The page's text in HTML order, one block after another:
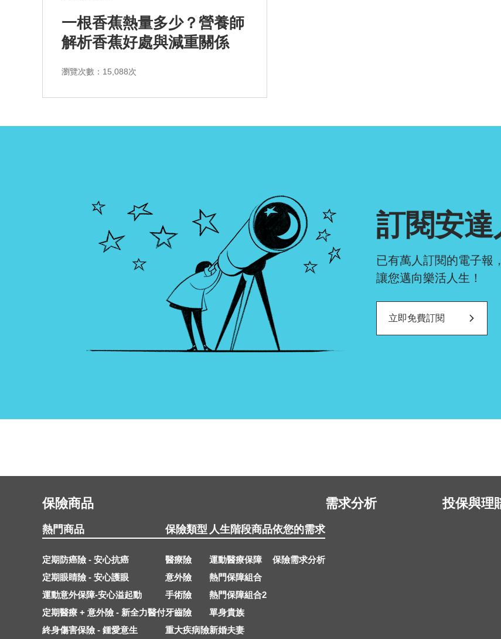
一根香蕉熱量多少？營養師
解析香蕉好處與減重關係
瀏覽次數：15,088次
訂閱安
已有萬人訂閱的電子報
讓您邁向樂活人生！
立即免費訂閱
保險商品
熱門商品
定期防癌險 - 安心抗癌
定期眼睛險 - 安心護眼
運動意外保障-安心溢起動
定期醫療 + 意外險 - 新全力醫付
終身傷害保險 - 鍾愛意生
保險類型
醫療險
意外險
手術險
牙齒險
重大疾病險
人生階段商品
運動醫療保障
熱門保障組合
熱門保障組合2
單身貴族
新婚夫妻
依您的需求
保險需求分析
需求分析 投保與理